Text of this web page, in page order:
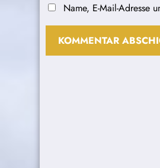
Name, E-Mail-Adresse